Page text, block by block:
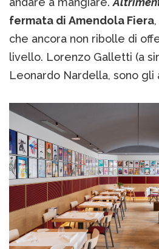
fermata di Amendola Fiera
che ancora non ribolle di
livello. Lorenzo Galletti (a
Leonardo Nardella, sono gli